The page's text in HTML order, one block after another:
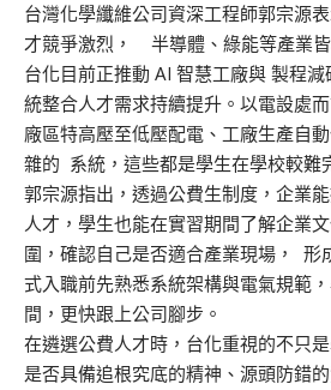
台灣化學纖維公司資深工程師郭宗源
才競爭激烈，
半導體、 綠能等產業
台化目前正推動 AI 智慧工廠與 製程減
統整合人才需求持續提升。以電設處
廠區特高壓至低壓配電、工廠生產自
雜的 系統，這些都是學生在學校較難
郭宗源指出，透過公費生制度，企業
人才，學生也能在實習期間了解企業
圍，確認自己是否適合產業現場，
形
式入職前先熟悉系統架構與電氣規範
間，更快跟上公司腳步。
在遴選公費人才時，台化重視的不只
是否具備追根究底的精神、源頭防錯